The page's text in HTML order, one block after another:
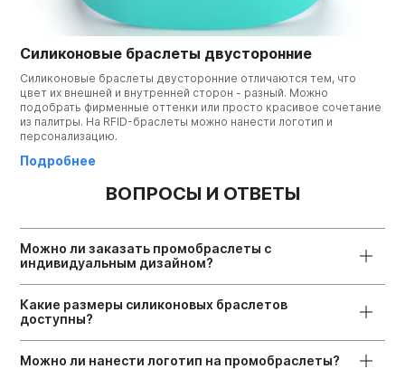
Силиконовые браслеты двусторонние
Силиконовые браслеты двусторонние отличаются тем, что
цвет их внешней и внутренней сторон - разный. Можно
подобрать фирменные оттенки или просто красивое сочетание
из палитры. На RFID-браслеты можно нанести логотип и
персонализацию.
Подробнее
ВОПРОСЫ И ОТВЕТЫ
Можно ли заказать промобраслеты с
индивидуальным дизайном?
Какие размеры силиконовых браслетов
доступны?
Можно ли нанести логотип на промобраслеты?